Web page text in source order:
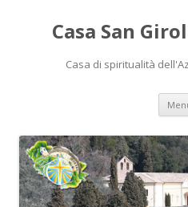
Casa San
Casa di spiritualità